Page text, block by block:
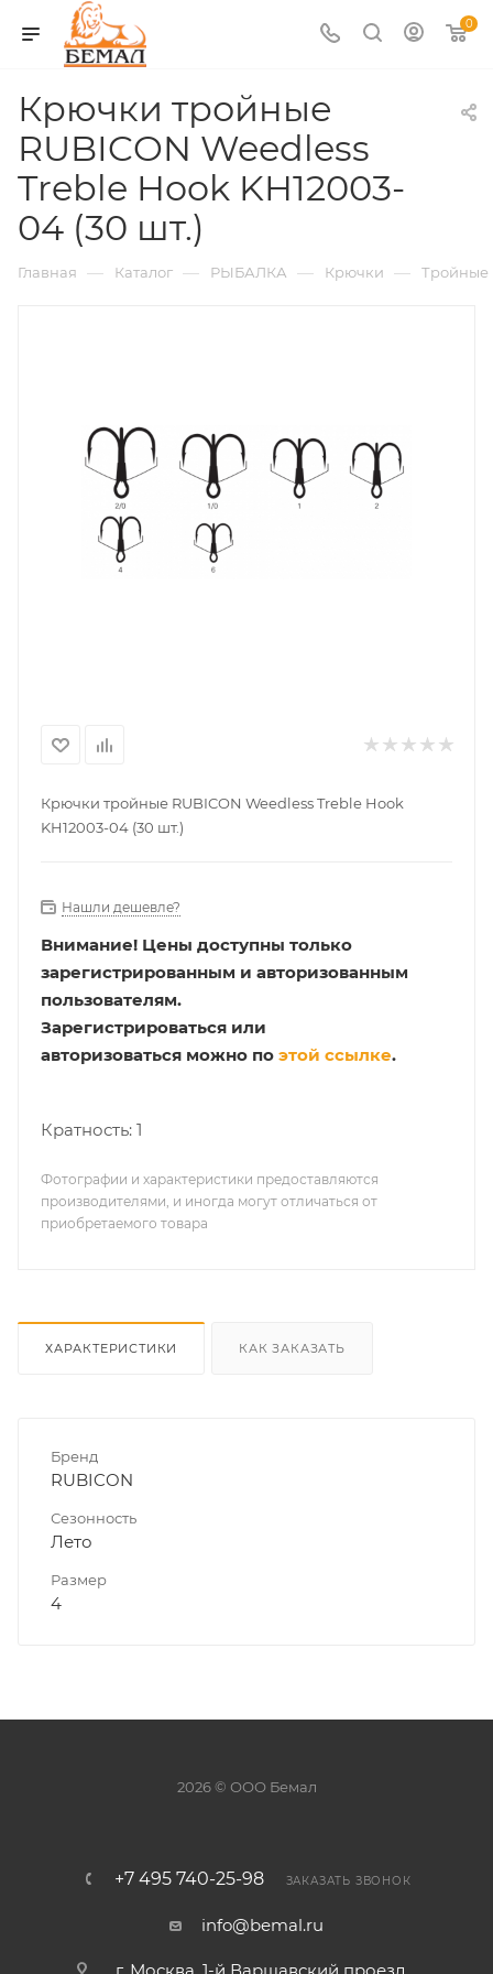
0
Крючки тройные
RUBICON Weedless
Treble Hook KH12003-
04 (30 шт.)
Главная — Каталог — РЫБАЛКА — Крючки — Тройные
Крючки тройные RUBICON Weedless Treble Hook
KH12003-04 (30 шт.)
Нашли дешевле?
Внимание! Цены доступны только
зарегистрированным и авторизованным
пользователям.
Зарегистрироваться или
авторизоваться можно по этой ссылке.
Кратность: 1
Фотографии и характеристики предоставляются
производителями, и иногда могут отличаться от
приобретаемого товара
ХАРАКТЕРИСТИКИ КАК ЗАКАЗАТЬ
Бренд
RUBICON
Сезонность
Лето
Размер
4
2026 © ООО Бемал
+7 495 740-25-98 ЗАКАЗАТЬ ЗВОНОК
info@bemal.ru